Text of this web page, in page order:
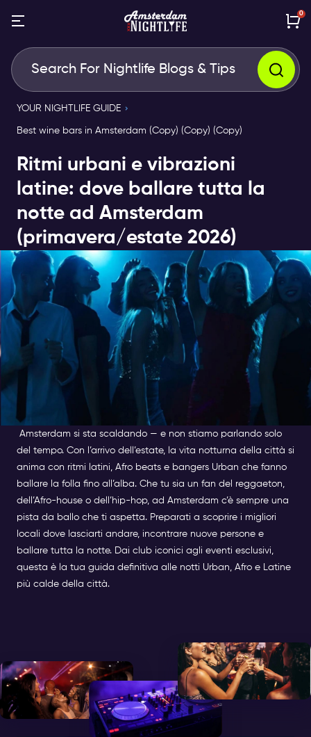
0
YOUR NIGHTLIFE GUIDE
Best wine bars in Amsterdam (Copy) (Copy) (Copy)
Ritmi urbani e vibrazioni
latine: dove ballare tutta la
notte ad Amsterdam
(primavera/estate 2026)
Amsterdam si sta scaldando — e non stiamo parlando solo
del tempo. Con l’arrivo dell’estate, la vita notturna della città si
anima con ritmi latini, Afro beats e bangers Urban che fanno
ballare la folla fino all’alba. Che tu sia un fan del reggaeton,
dell’Afro-house o dell’hip-hop, ad Amsterdam c’è sempre una
pista da ballo che ti aspetta. Preparati a scoprire i migliori
locali dove lasciarti andare, incontrare nuove persone e
ballare tutta la notte. Dai club iconici agli eventi esclusivi,
questa è la tua guida definitiva alle notti Urban, Afro e Latine
più calde della città.